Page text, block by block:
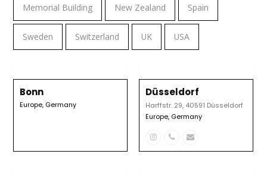
Memorial Building New Zealand Spain
Sweden Switzerland UK USA
Bonn
Europe, Germany
Düsseldorf
Harffstr. 29, 40591 Düsseldorf
Europe, Germany
Instagram
N°
téléphone
Email